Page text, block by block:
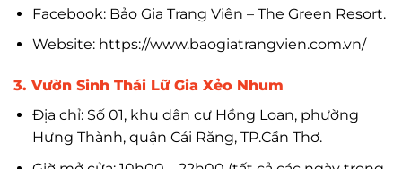
Facebook: Bảo Gia Trang Viên – The Green Resort.
Website: https://www.baogiatrangvien.com.vn/
3. Vườn Sinh Thái Lữ Gia Xẻo Nhum
Địa chỉ: Số 01, khu dân cư Hồng Loan, phường
Hưng Thành, quận Cái Răng, TP.Cần Thơ.